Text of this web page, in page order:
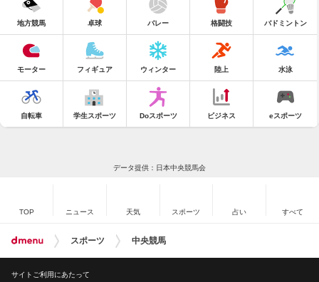
地方競馬 卓球 バレー 格闘技 バドミントン
モーター フィギュア ウィンター 陸上 水泳
自転車 学生スポーツ Doスポーツ ビジネス eスポーツ
データ提供：日本中央競馬会
TOP ニュース 天気 スポーツ 占い すべて
スポーツ 中央競馬
サイトご利用にあたって